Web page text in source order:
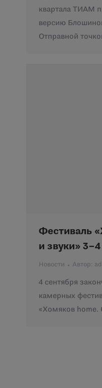
квартала ТИАМ
версию
Отправной
Фестиваль
и звуки»
Новости Автор:
4 сентября
камерных
«Хомяков home.